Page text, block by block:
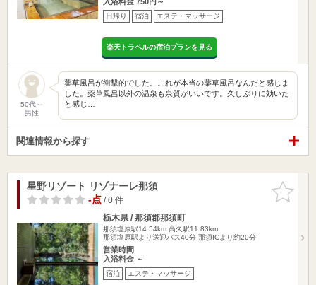
日帰り 宿泊 エステ・マッサージ
楽天トラベルの宿泊プランを見る
50代～
男性
薬草風呂が衝撃的でした。これが本当の薬草風呂なんだと感じま
した。薬草風呂以外の温泉も泉質がいいです。久しぶりに効いた
と感じ…
関連情報から探す
お気に入
りに追加
星野リゾート リゾナーレ那須
-点/ 0 件
栃木県 / 那須郡那須町
那須塩原駅14.54km 高久駅11.83km
那須塩原駅より送迎バス40分 那須ICより約20分
営業時間
入浴料金 ～
宿泊 エステ・マッサージ